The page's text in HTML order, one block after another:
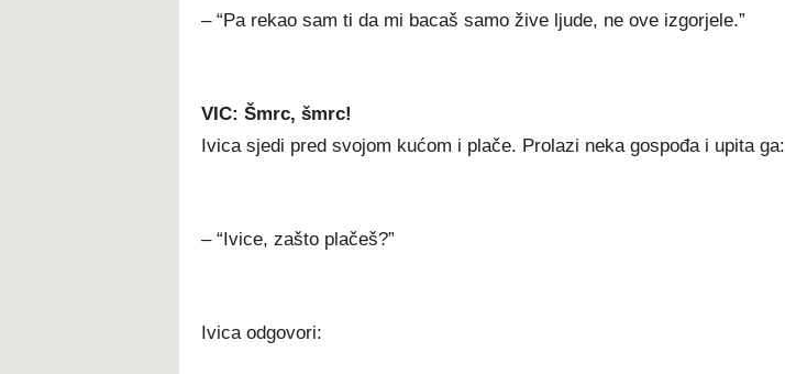
– “Pa rekao sam ti da mi bacaš samo žive ljude, ne ove izgorjele.”
VIC: Šmrc, šmrc!
Ivica sjedi pred svojom kućom i plače. Prolazi neka gospođa i upita ga:
– “Ivice, zašto plačeš?”
Ivica odgovori: